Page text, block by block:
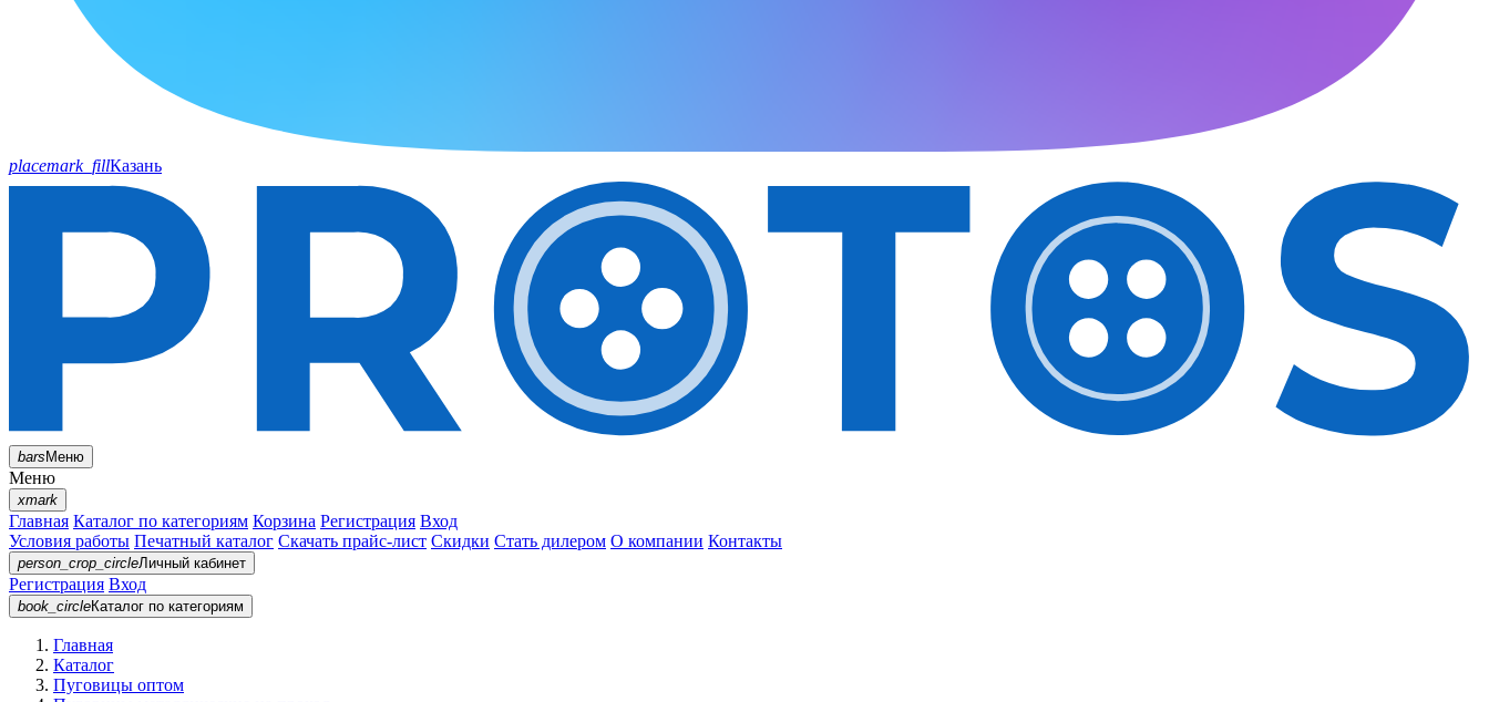
placemark_fillКазань
barsМеню
Меню
xmark
Главная Каталог по категориям Корзина Регистрация Вход
Условия работы Печатный каталог Скачать прайс-лист Скидки Стать дилером О компании Контакты
person_crop_circleЛичный кабинет
Регистрация Вход
book_circleКаталог по категориям
Главная
Каталог
Пуговицы оптом